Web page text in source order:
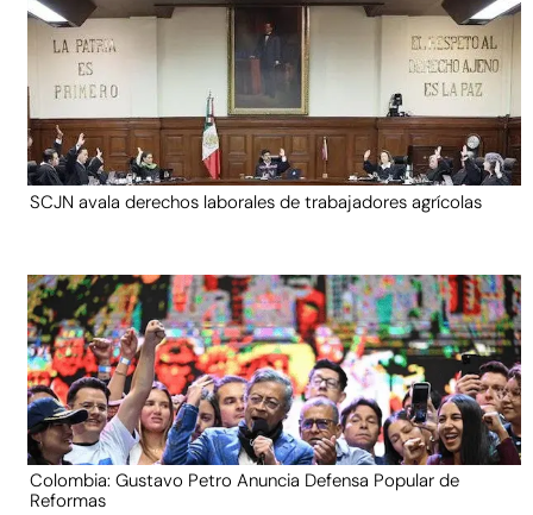
SCJN avala derechos laborales de trabajadores agrícolas
Colombia: Gustavo Petro Anuncia Defensa Popular de
Reformas